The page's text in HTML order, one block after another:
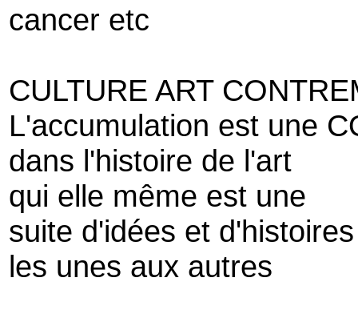
cancer etc
CULTURE ART
L'accumulation est une
dans l'histoire de l'art
qui elle même est une
suite d'idées et
les unes aux autres